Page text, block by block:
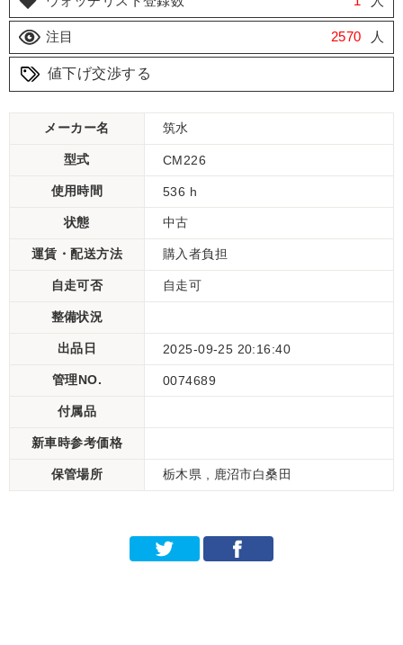
注目 2570 人
値下げ交渉する
メーカー名 筑水
型式 CM226
使用時間 536 h
状態 中古
運賃・配送方法 購入者負担
自走可否 自走可
整備状況
出品日 2025-09-25 20:16:40
管理NO. 0074689
付属品
新車時参考価格
保管場所 栃木県 , 鹿沼市白桑田